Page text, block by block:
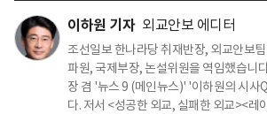
이하원 기자 외교안보 에디터
조선일보 한나라당 취재반장, 외교안보
파원, 국제부장, 논설위원을 역임했습니
장 겸 '뉴스 9 (메인뉴스)' '이하원의 시사
다. 저서 <성공한 외교, 실패한 외교><레